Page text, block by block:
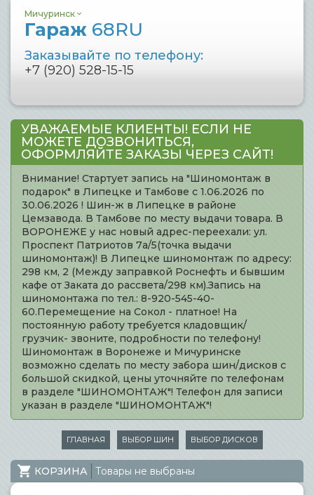
Мичуринск
Гараж 68RU
Заказывайте по телефону:
+7 (920) 528-15-15
УВАЖАЕМЫЕ КЛИЕНТЫ! ЕСЛИ НЕ
МОЖЕТЕ ДОЗВОНИТЬСЯ,
ОФОРМЛЯЙТЕ ЗАКАЗЫ ЧЕРЕЗ САЙТ!
Внимание! Стартует запись на "Шиномонтаж в
подарок" в Липецке и Тамбове с 1.06.2026 по
30.06.2026 ! Шин-ж в Липецке в районе
Цемзавода. В Тамбове по месту выдачи товара. В
ВОРОНЕЖЕ у нас новый адрес-переехали: ул.
Проспект Патриотов 7а/5(точка выдачи
шиномонтаж)! В Липецке шиномонтаж по адресу:
298 км, 2 (Между заправкой Роснефть и бывшим
кафе от Заката до рассвета/298 км).Запись на
шиномонтажа по тел.: 8-920-545-40-
60.Перемещение на Сокол - платное! На
постоянную работу требуется кладовщик/
грузчик- звоните, подробности по телефону!
Шиномонтаж в Воронеже и Мичуринске
возможно сделать по месту забора шин/дисков с
большой скидкой, цены уточняйте по телефонам
в разделе "ШИНОМОНТАЖ"! Телефон для записи
указан в разделе "ШИНОМОНТАЖ"!
ГЛАВНАЯ ВЫБОР ШИН ВЫБОР ДИСКОВ
КОРЗИНА Товары не выбраны